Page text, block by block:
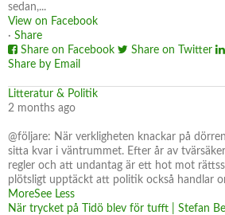
sedan,...
View on Facebook
· Share
Share on Facebook
Share on Twitter
Share by Email
Litteratur & Politik
2 months ago
@följare: När verkligheten knackar på
sitta kvar i väntrummet. Efter år av
regler och att undantag är ett hot mot
plötsligt upptäckt att politik också handlar
MoreSee Less
När trycket på Tidö blev för tufft | Stefan